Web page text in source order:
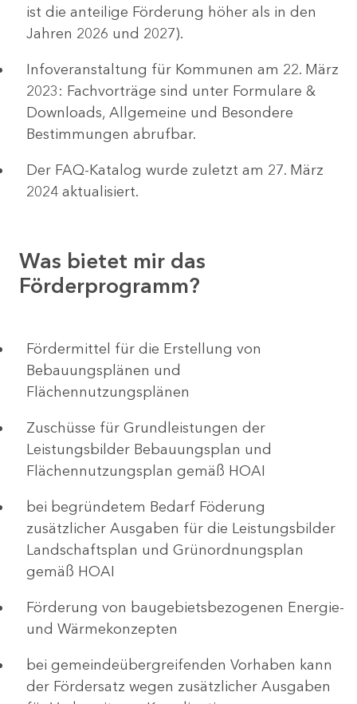
ist die anteilige Förderung höher als in den
Jahren 2026 und 2027).
Infoveranstaltung für Kommunen am 22. März
2023: Fachvorträge sind unter Formulare &
Downloads, Allgemeine und Besondere
Bestimmungen abrufbar.
Der FAQ-Katalog wurde zuletzt am 27. März
2024 aktualisiert.
Was bietet mir das
Förderprogramm?
Fördermittel für die Erstellung von
Bebauungsplänen und
Flächennutzungsplänen
Zuschüsse für Grundleistungen der
Leistungsbilder Bebauungsplan und
Flächennutzungsplan gemäß HOAI
bei begründetem Bedarf Föderung
zusätzlicher Ausgaben für die Leistungsbilder
Landschaftsplan und Grünordnungsplan
gemäß HOAI
Förderung von baugebietsbezogenen Energie-
und Wärmekonzepten
bei gemeindeübergreifenden Vorhaben kann
der Fördersatz wegen zusätzlicher Ausgaben